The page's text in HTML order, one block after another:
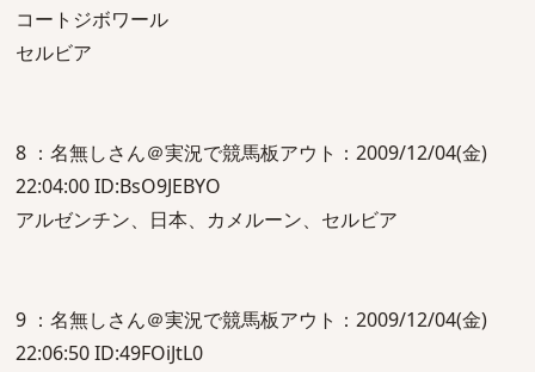
コートジボワール
セルビア
8 ：名無しさん＠実況で競馬板アウト：2009/12/04(金)
22:04:00 ID:BsO9JEBYO
アルゼンチン、日本、カメルーン、セルビア
9 ：名無しさん＠実況で競馬板アウト：2009/12/04(金)
22:06:50 ID:49FOiJtL0